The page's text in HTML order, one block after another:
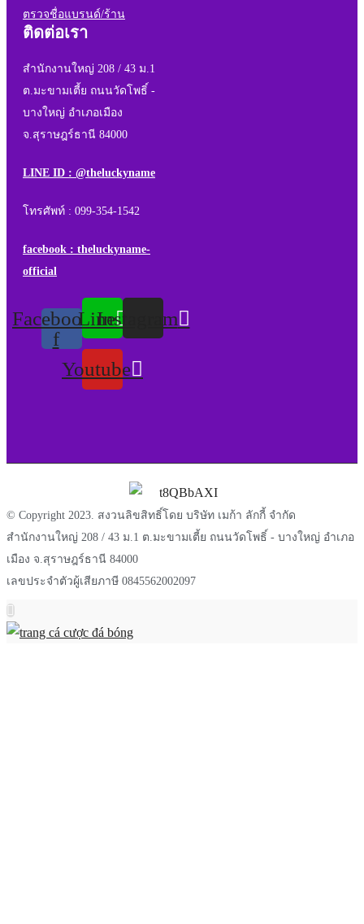
ตรวจชื่อแบรนด์/ร้าน
ติดต่อเรา
สำนักงานใหญ่ 208 / 43 ม.1
ต.มะขามเตี้ย ถนนวัดโพธิ์ -
บางใหญ่ อำเภอเมือง
จ.สุราษฎร์ธานี 84000
LINE ID : @theluckyname
โทรศัพท์ : 099-354-1542
facebook : theluckyname-
official
Facebook-
f
LineInstagram
Youtube
© Copyright 2023. สงวนลิขสิทธิ์โดย บริษัท เมก้า ลักกี้ จำกัด
สำนักงานใหญ่ 208 / 43 ม.1 ต.มะขามเตี้ย ถนนวัดโพธิ์ - บางใหญ่ อำเภอ
เมือง จ.สุราษฎร์ธานี 84000
เลขประจำตัวผู้เสียภาษี 0845562002097